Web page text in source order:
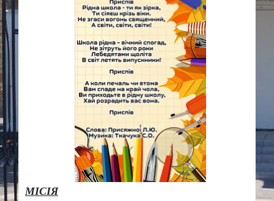
МІСІЯ